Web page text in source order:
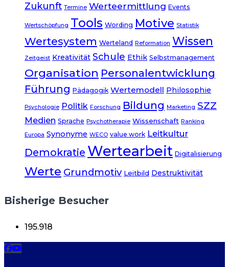
Zukunft Termine Werteermittlung Events
Wertschöpfung Tools Wording Motive Statistik
Wertesystem Werteland Reformation Wissen
Zeitgeist Kreativität Schule Ethik Selbstmanagement
Organisation Personalentwicklung
Führung Pädagogik Wertemodell Philosophie
Psychologie Politik Forschung Bildung Marketing SZZ
Medien Sprache Psychotherapie Wissenschaft Ranking
Europa Synonyme WECO value work Leitkultur
Demokratie Wertearbeit Digitalisierung
Werte Grundmotiv Leitbild Destruktivität
Bisherige Besucher
195.918